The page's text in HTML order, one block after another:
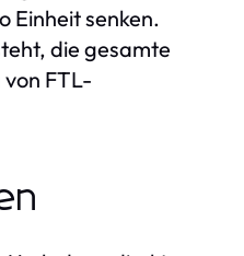
Einheit senken.
die gesamte
FTL-